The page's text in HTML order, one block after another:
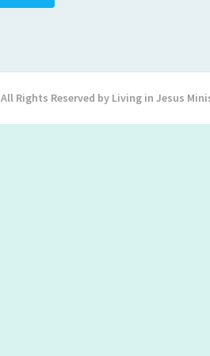
Rights Reserved by Living in Jesus